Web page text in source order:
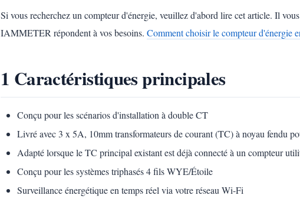
Si vous recherchez un compteur d'énergie, veuillez d'abord lire cet article. Il
IAMMETER répondent à vos besoins. Comment choisir le compteur d'énergie
1 Caractéristiques principales
Conçu pour les scénarios d'installation à double CT
Livré avec 3 x 5A, 10mm transformateurs de courant (TC) à noyau fendu
Adapté lorsque le TC principal existant est déjà connecté à un compteur
Conçu pour les systèmes triphasés 4 fils WYE/Étoile
Surveillance énergétique en temps réel via votre réseau Wi-Fi